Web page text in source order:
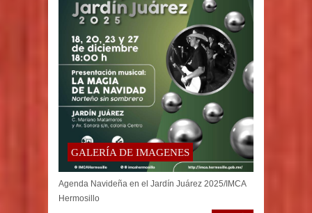
GALERÍA DE IMAGENES
Agenda Navideña en el Jardín Juárez 2025/IMCA
Hermosillo